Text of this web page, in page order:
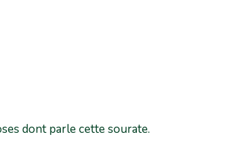
dont parle cette sourate.